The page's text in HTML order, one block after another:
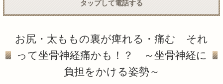
タップして電話する
お尻・太ももの裏が痺れる・痛む それ
って坐骨神経痛かも！？ ～坐骨神経に
負担をかける姿勢～